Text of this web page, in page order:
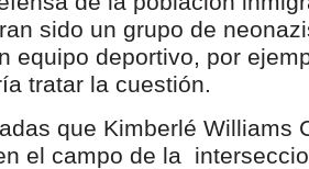
sido un grupo de
equipo deportivo, por
tratar la cuestión.
que Kimberlé Williams
el campo de la